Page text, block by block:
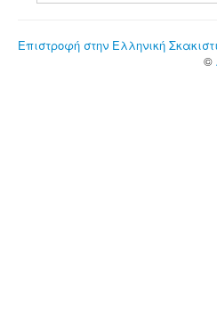
Επιστροφή στην Ελληνική
©